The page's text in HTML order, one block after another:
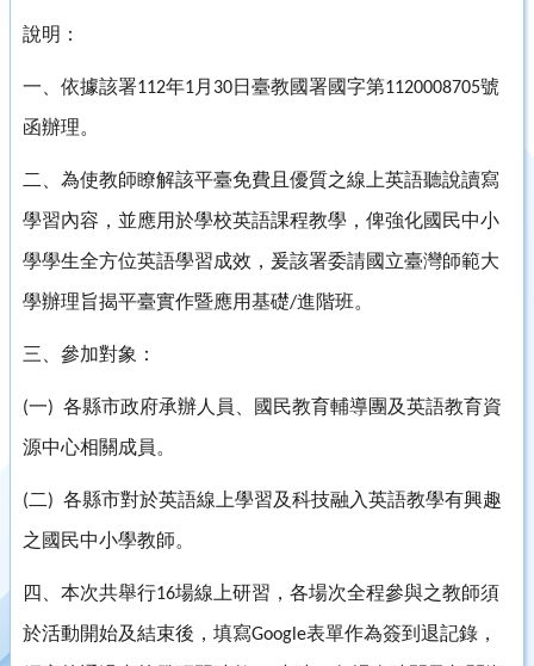
說明：
一、依據該署112年1月 30日臺教國署國字第1120008705號
函辦理。
二、為使教師瞭解該平臺免費且優質之線上英語聽說讀寫
學習內容，並應用於學校英語課程教學，俾強化國民中小
學學生全方位英語學習成效，爰該署委請國立臺灣師範大
學辦理旨揭平臺實作暨應用基礎/進階班。
三、參加對象：
(一) 各縣市政府承辦人員、國民教育輔導團及英語教育資
源中心相關成員。
(二) 各縣市對於英語線上學習及科技融入英語教學有興趣
之國民中小學教師。
四、本次共舉行16場線上研習，各場次全程參與之教師須
於活動開始及結束後，填寫Google表單作為簽到退記錄，